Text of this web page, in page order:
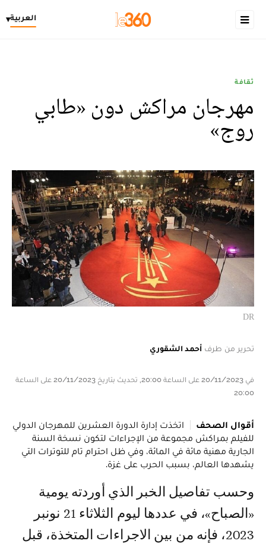
العربية▾
ثقافة
مهرجان مراكش دون «طابي
روج»
DR
تحرير من طرف أحمد الشقوري
في 20/11/2023 على الساعة 20:00, تحديث بتاريخ 20/11/2023 على الساعة
20:00
أقوال الصحف
اتخذت إدارة الدورة العشرين للمهرجان الدولي
للفيلم بمراكش مجموعة من الإجراءات لتكون نسخة السنة
الجارية مهنية مائة في المائة، وفي ظل احترام تام للتوترات التي
يشهدها العالم، بسبب الحرب على غزة.
وحسب تفاصيل الخبر الذي أوردته يومية
«الصباح»، في عددها ليوم الثلاثاء 21 نونبر
2023، فإنه من بين الاجراءات المتخذة، قبل